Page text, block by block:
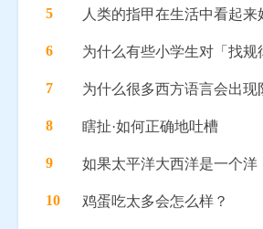
5 人类的指甲在生活中看起
6 为什么有些小学生对「找规
7 为什么很多西方语言会出现
8 瞎扯·如何正确地吐槽
9 如果太平洋大西洋是一个
10 鸡蛋吃太多会怎么样？